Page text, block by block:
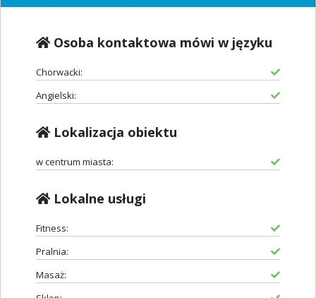
Osoba kontaktowa mówi w języku
Chorwacki:
Angielski:
Lokalizacja obiektu
w centrum miasta:
Lokalne usługi
Fitness:
Pralnia:
Masaż: